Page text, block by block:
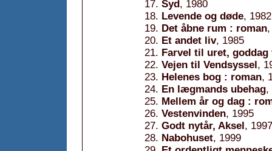
Syd, 1980
Levende og døde, 1982
Det åbne rum : roman
Et andet liv, 1985
Farvel til uret,
Vejen til Vendsyssel,
Helenes bog : roman,
En lægmands ubehag,
Mellem år og dag :
Vestenvinden, 1995
Godt nytår, Aksel, 1997
Nabohuset, 1999